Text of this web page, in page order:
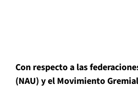
Con respecto a las
(NAU) y el Movimiento